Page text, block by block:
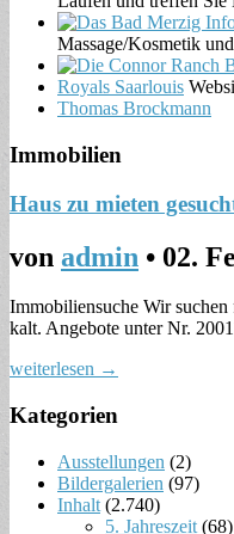
Massage/Kosmetik
Royals Saarlouis
Thomas Brockmann
Immobilien
Haus zu mieten
von admin • 02.
Immobiliensuche Wir
kalt. Angebote unter Nr.
weiterlesen →
Kategorien
Ausstellungen (2)
Bildergalerien (97)
Inhalt (2.740)
5. Jahreszeit (68)